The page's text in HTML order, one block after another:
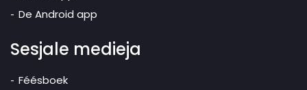
De Android app
Sesjale medieja
Féésboek